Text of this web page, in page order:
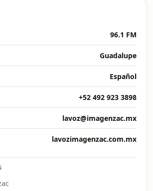
96.1 FM
Guadalupe
Español
+52 492 923 3898
lavoz@imagenzac.mx
lavozimagenzac.com.mx